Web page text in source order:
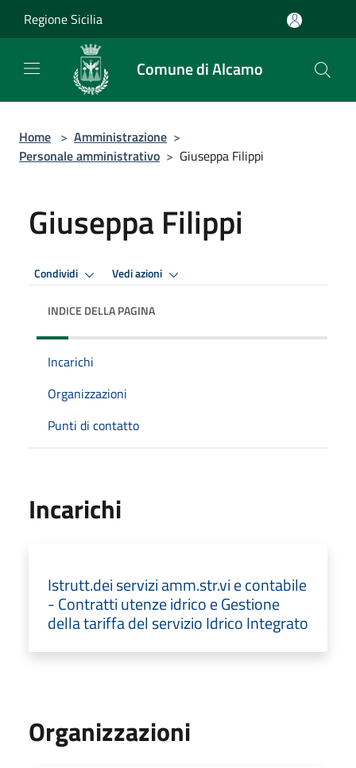
Regione Sicilia
Comune di Alcamo
Home > Amministrazione >
Personale amministrativo > Giuseppa Filippi
Giuseppa Filippi
Condividi Vedi azioni
INDICE DELLA PAGINA
Incarichi
Organizzazioni
Punti di contatto
Incarichi
Istrutt.dei servizi amm.str.vi e contabile
- Contratti utenze idrico e Gestione
della tariffa del servizio Idrico Integrato
Organizzazioni